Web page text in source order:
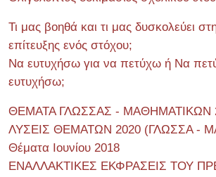
Τι μας βοηθά και τι μας δυσκολεύει
επίτευξης ενός στόχου;
Να ευτυχήσω για να πετύχω ή Να
ευτυχήσω;
ΘΕΜΑΤΑ ΓΛΩΣΣΑΣ - ΜΑΘΗΜΑΤΙΚΩΝ
ΛΥΣΕΙΣ ΘΕΜΑΤΩΝ 2020 (ΓΛΩΣΣΑ -
Θέματα Ιουνίου 2018
ΕΝΑΛΛΑΚΤΙΚΕΣ ΕΚΦΡΑΣΕΙΣ ΤΟΥ